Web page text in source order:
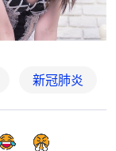
新冠肺炎